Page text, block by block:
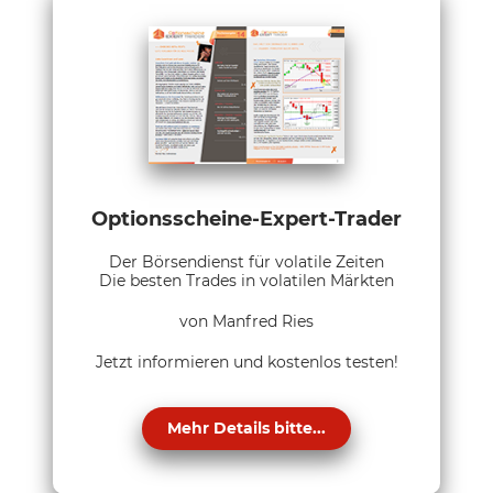
Optionsscheine-Expert-Trader
Der Börsendienst für volatile Zeiten
Die besten Trades in volatilen Märkten
von Manfred Ries
Jetzt informieren und kostenlos testen!
Mehr Details bitte...